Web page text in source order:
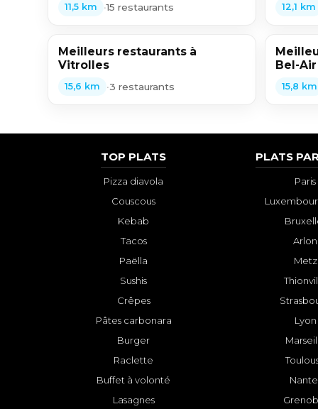
11,5 km •15 restaurants 12,1 km
Meilleurs restaurants à
Vitrolles
15,6 km •3 restaurants
Bel-Air
15,8 km
TOP PLATS
Pizza diavola
Couscous
Kebab
Tacos
Paëlla
Sushis
Crêpes
Pâtes carbonara
Burger
Raclette
Buffet à volonté
Lasagnes
PLATS
Paris
Arlon
Metz
Lyon